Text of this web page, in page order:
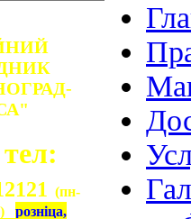
(пн-
розніца,